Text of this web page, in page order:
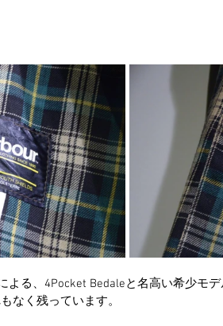
よる、4Pocket Bedaleと名高い希少モ
なく残っています。